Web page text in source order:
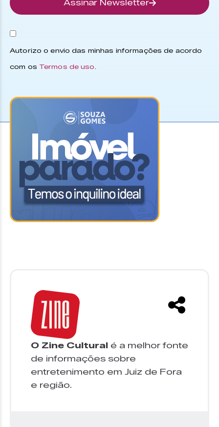
Assinar Newsletter
Autorizo o envio das minhas informações de acordo
com os Termos de uso.
O Zine Cultural é a melhor fonte
de informações sobre
entretenimento em Juiz de Fora
e região.